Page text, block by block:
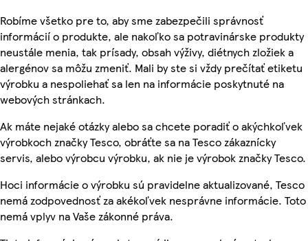
Robíme všetko pre to, aby sme zabezpečili správnosť
informácií o produkte, ale nakoľko sa potravinárske produkty
neustále menia, tak prísady, obsah výživy, diétnych zložiek a
alergénov sa môžu zmeniť. Mali by ste si vždy prečítať etiketu
výrobku a nespoliehať sa len na informácie poskytnuté na
webových stránkach.
Ak máte nejaké otázky alebo sa chcete poradiť o akýchkoľvek
výrobkoch značky Tesco, obráťte sa na Tesco zákaznícky
servis, alebo výrobcu výrobku, ak nie je výrobok značky Tesco.
Hoci informácie o výrobku sú pravidelne aktualizované, Tesco
nemá zodpovednosť za akékoľvek nesprávne informácie. Toto
nemá vplyv na Vaše zákonné práva.